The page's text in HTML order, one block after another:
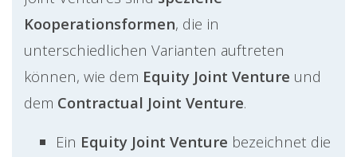
Kooperationsformen, die in
unterschiedlichen Varianten auftreten
können, wie dem Equity Joint Venture und
dem Contractual Joint Venture.
Ein Equity Joint Venture bezeichnet die